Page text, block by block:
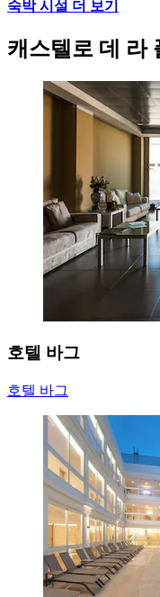
숙박 시설 더 보기
캐스텔로 데 라
호텔 바그
호텔 바그